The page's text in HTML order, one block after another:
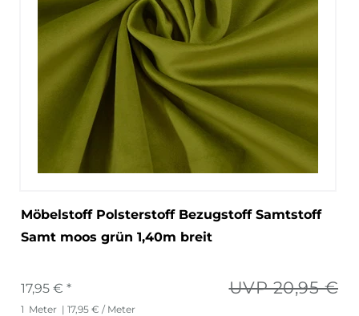
Möbelstoff Polsterstoff Bezugstoff Samtstoff
Samt moos grün 1,40m breit
UVP 20,95 €
17,95 € *
1 Meter | 17,95 € / Meter